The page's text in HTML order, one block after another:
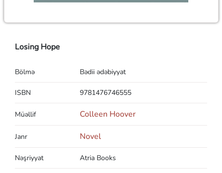
Losing Hope
Bölmə Bədii ədəbiyyat
ISBN 9781476746555
Müəllif Colleen Hoover
Janr Novel
Nəşriyyat Atria Books